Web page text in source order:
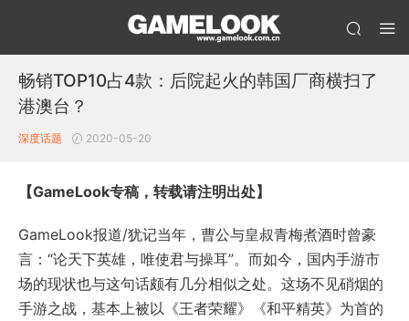
畅销TOP10占4款：后院起火的韩国厂商横扫了
港澳台？
深度话题 2020-05-20
【GameLook专稿，转载请注明出处】
GameLook报道/犹记当年，曹公与皇叔青梅煮酒时曾豪
言：“论天下英雄，唯使君与操耳”。而如今，国内手游市
场的现状也与这句话颇有几分相似之处。这场不见硝烟的
手游之战，基本上被以《王者荣耀》《和平精英》为首的